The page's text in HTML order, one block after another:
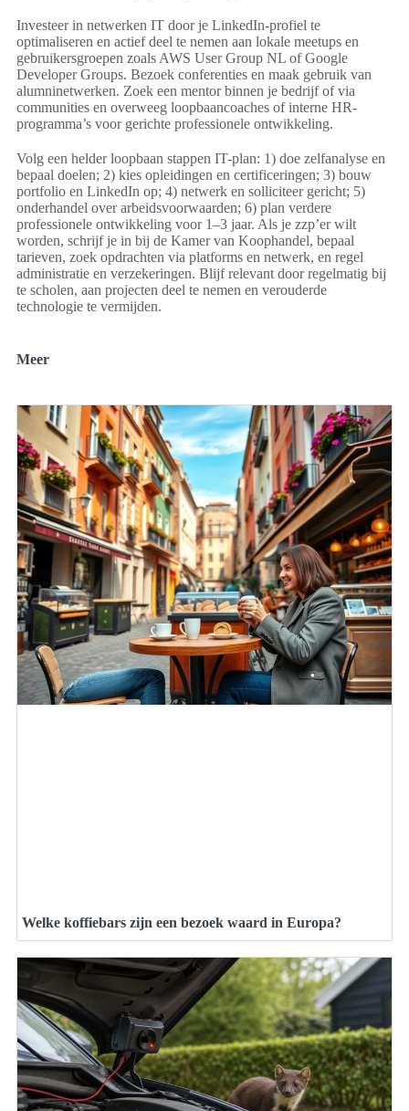
Investeer in netwerken IT door je LinkedIn-profiel te
optimaliseren en actief deel te nemen aan lokale meetups en
gebruikersgroepen zoals AWS User Group NL of Google
Developer Groups. Bezoek conferenties en maak gebruik van
alumninetwerken. Zoek een mentor binnen je bedrijf of via
communities en overweeg loopbaancoaches of interne HR-
programma’s voor gerichte professionele ontwikkeling.
Volg een helder loopbaan stappen IT-plan: 1) doe zelfanalyse en
bepaal doelen; 2) kies opleidingen en certificeringen; 3) bouw
portfolio en LinkedIn op; 4) netwerk en solliciteer gericht; 5)
onderhandel over arbeidsvoorwaarden; 6) plan verdere
professionele ontwikkeling voor 1–3 jaar. Als je zzp’er wilt
worden, schrijf je in bij de Kamer van Koophandel, bepaal
tarieven, zoek opdrachten via platforms en netwerk, en regel
administratie en verzekeringen. Blijf relevant door regelmatig bij
te scholen, aan projecten deel te nemen en verouderde
technologie te vermijden.
Meer
Welke koffiebars zijn een bezoek waard in Europa?